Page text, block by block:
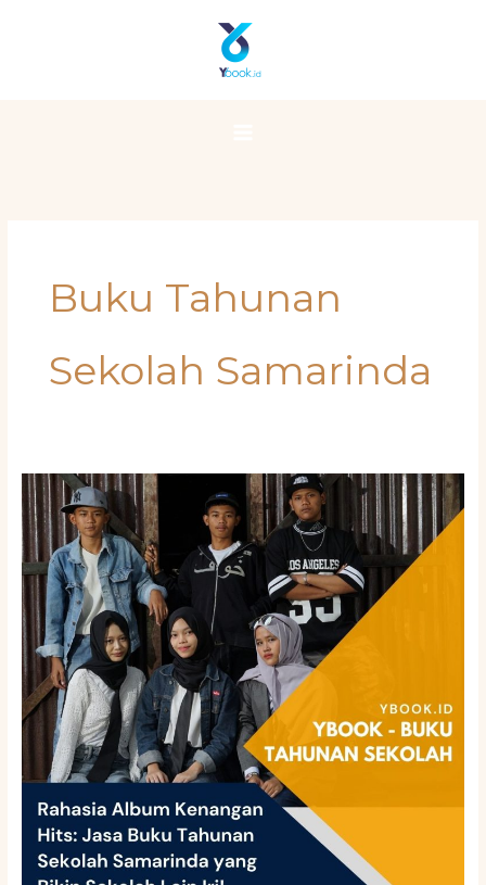
Main
Menu
Buku Tahunan
Sekolah Samarinda
Rahasia
Album
Kenangan
Hits:
Jasa
Buku
Tahunan
Sekolah
Samarinda
yang
Bikin
Sekolah
Lain